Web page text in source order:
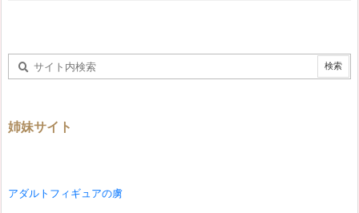
姉妹サイト
アダルトフィギュアの虜